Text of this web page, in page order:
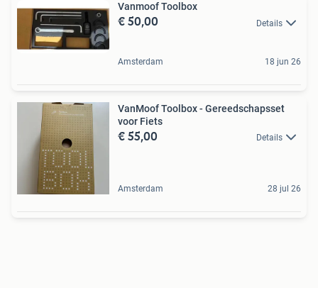
Vanmoof Toolbox
€ 50,00 Details
Amsterdam 18 jun 26
VanMoof Toolbox - Gereedschapsset
voor Fiets
€ 55,00 Details
Amsterdam 28 jul 26